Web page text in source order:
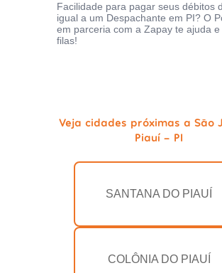
Facilidade para pagar seus débitos
igual a um Despachante em PI? O
em parceria com a Zapay te ajuda
filas!
Veja cidades próximas a São
Piauí - PI
SANTANA DO PIAUÍ
COLÔNIA DO PIAUÍ